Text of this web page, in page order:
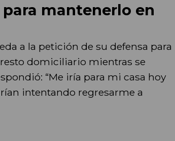
mantenerlo en
a la petición de su defensa para
domiciliario mientras se
“Me iría para mi casa hoy
intentando regresarme a